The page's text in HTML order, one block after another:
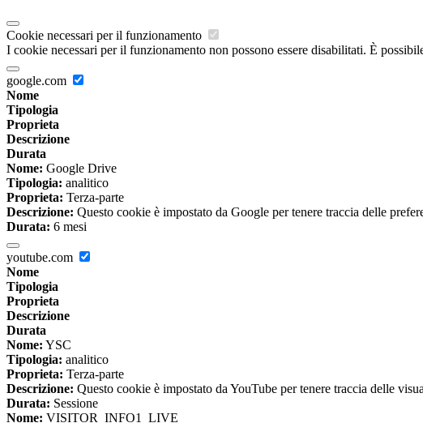
Cookie necessari per il funzionamento
I cookie necessari per il funzionamento non possono essere disabilitati. È
google.com
Nome
Tipologia
Proprieta
Descrizione
Durata
Nome: Google Drive
Tipologia: analitico
Proprieta: Terza-parte
Descrizione: Questo cookie è impostato da Google per tenere traccia delle
Durata: 6 mesi
youtube.com
Nome
Tipologia
Proprieta
Descrizione
Durata
Nome: YSC
Tipologia: analitico
Proprieta: Terza-parte
Descrizione: Questo cookie è impostato da YouTube per tenere traccia delle
Durata: Sessione
Nome: VISITOR_INFO1_LIVE